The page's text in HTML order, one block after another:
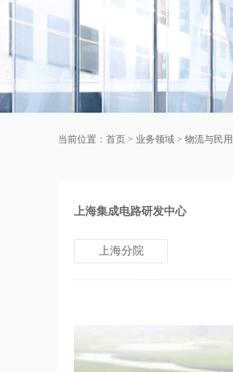
当前位置： 首页 > 业务领域 > 物流与民
上海集成电路研发中心
上海分院